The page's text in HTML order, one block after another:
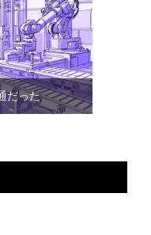
だった